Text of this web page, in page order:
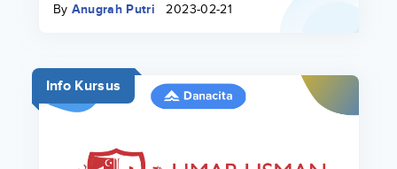
By Anugrah Putri 2023-02-21
Info Kursus